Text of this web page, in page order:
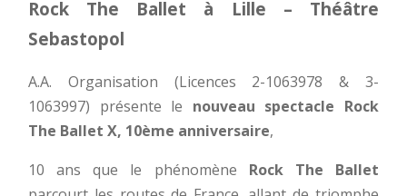
Rock The Ballet à Lille – Théâtre
Sebastopol
A.A. Organisation (Licences 2-1063978 & 3-
1063997) présente le nouveau spectacle Rock
The Ballet X, 10ème anniversaire,
10 ans que le phénomène Rock The Ballet